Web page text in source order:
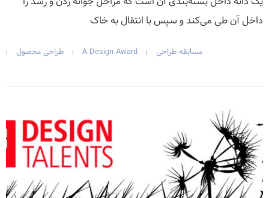
داخل آن طی می‌کند و سپس با انتقال به خاک
مسابقه طراحی |
A Design Award
| طراحی محصول |